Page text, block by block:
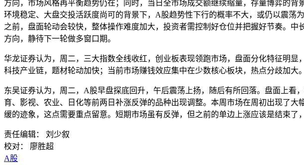
方向，市场风格再平衡趋势仍在；同时，当日全市场成交额继续缩量，存量博弈的
环境稳定、大盘交投活跃度尚可的背景下，A股趋势性下行的概率不大，或仍以震
之前，盘面轮动会较快，整体操作难度加大，投资者需控制好仓位并把握好节奏。
方向，静待下一轮做多窗口期。
华龙证券认为，周二，三大指数全线收红，创业板表现领跑市场，盘面分化特征明
科技产业链，题材轮动加快；当前市场赚钱效应集中在少数核心板块，热点分歧加大。
东吴证券认为，周二，A股早盘探底回升，午后震荡上扬，随后有所回落。盘面上
育、影视、农业、日化等前两日补涨反弹的品种出现调整。本周市场在周初出现了
缓的迹象，这点需要重点留意。短期市场虽有反弹，但之前的单边上涨应该是结束了
责任编辑： 刘少叙
校对： 廖胜超
A股